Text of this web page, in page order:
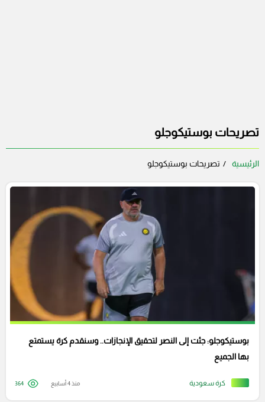
تصريحات بوستيكوجلو
الرئيسية تصريحات بوستيكوجلو
كرة سعودية
بوستيكوجلو: جئت إلى النصر لتحقيق الإنجازات.. وسنقدم كرة يستمتع
بها الجميع
منذ 4 أسابيع 364